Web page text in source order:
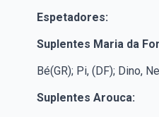
Espetadores:
Suplentes Maria da
Bé(GR); Pi, (DF); Dino,
Suplentes Arouca: